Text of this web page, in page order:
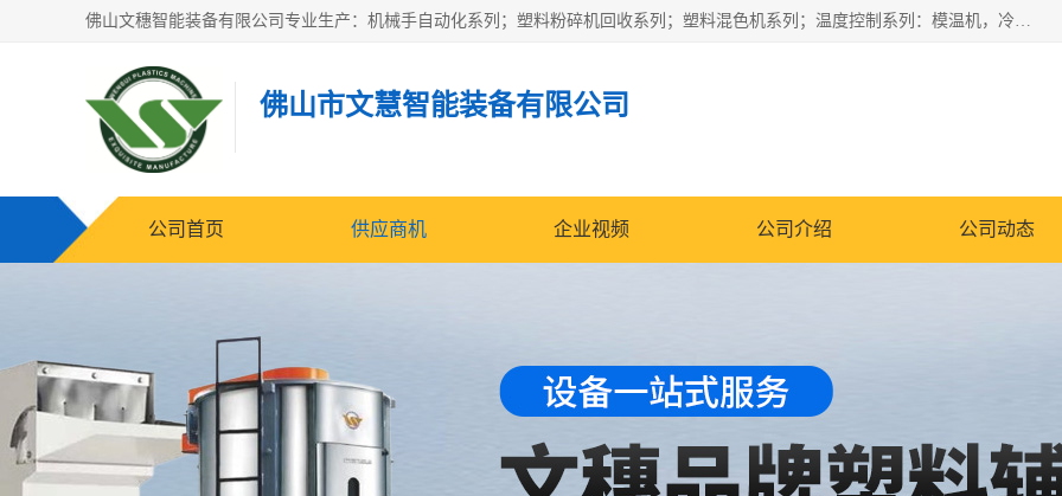
佛山文穗智能装备有限公司专业生产：机械手自动化系列；塑料粉碎机回收系列；塑料混色机系列；温度控制系列：模温机，冷水机；供料输送系列：中央供料系统，欧化/独立式吸料机，分体式吸料机；整机保修一年，易损件除外。
佛山市文慧智能装备有限公司
公司首页 供应商机 企业视频 公司介绍 公司动态